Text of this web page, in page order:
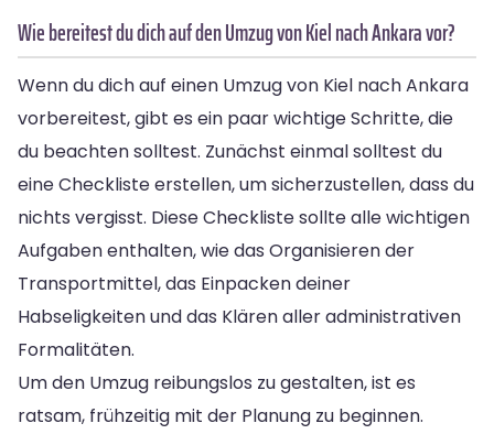
Wie bereitest du dich auf den Umzug von Kiel nach Ankara vor?
Wenn du dich auf einen Umzug von Kiel nach Ankara
vorbereitest, gibt es ein paar wichtige Schritte, die
du beachten solltest. Zunächst einmal solltest du
eine Checkliste erstellen, um sicherzustellen, dass du
nichts vergisst. Diese Checkliste sollte alle wichtigen
Aufgaben enthalten, wie das Organisieren der
Transportmittel, das Einpacken deiner
Habseligkeiten und das Klären aller administrativen
Formalitäten.
Um den Umzug reibungslos zu gestalten, ist es
ratsam, frühzeitig mit der Planung zu beginnen.